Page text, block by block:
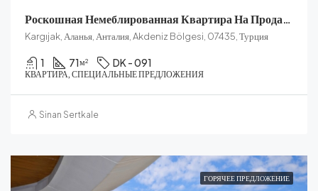
Роскошная Немеблированная Квартира На Продажу В Каргичаке
Kargıjak, Аланья, Анталия, Akdeniz Bölgesi, 07435, Турция
1 71м² DK - 091
КВАРТИРА, СПЕЦИАЛЬНЫЕ ПРЕДЛОЖЕНИЯ
Sinan Sertkale
ГОРЯЧЕЕ ПРЕДЛОЖЕНИЕ